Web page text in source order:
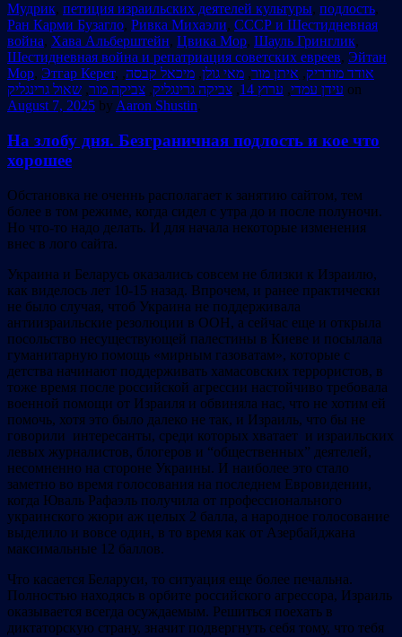
Мудрик, петиция израильских деятелей культуры, подлость,
Ран Карми Бузагло, Ривка Михаэли, СССР и Шестидневная
война, Хава Альберштейн, Цвика Мор, Шауль Гринглик,
Шестидневная война и репатриация советских евреев, Эйтан
Мор, Этгар Керет, אודד מודריק, איתן מור, מאי גולן, מיכאל קבסה,
עידן עמדי, ערוץ 14 , צביקה גרינגליק, צביקה מור, שאול גרינגליק
on
August 7, 2025 by Aaron Shustin.
На злобу дня. Безграничная подлость и кое что
хорошее
Обстановка не оченнь располагает к занятию сайтом, тем
более в том режиме, когда сидел с утра до и после полуночи.
Но что-то надо делать. И для начала некоторые изменения
внес в лого сайта.
Украина и Беларусь оказались совсем не близки к Израилю,
как виделось лет 10-15 назад. Впрочем, и ранее практически
не было случая, чтоб Украина не поддерживала
антиизраильские резолюции в ООН, а сейчас еще и открыла
посольство несуществующей палестины в Киеве и посылала
гуманитарную помощь «мирным газоватам», которые с
детства начинают поддерживать хамасовских террористов, в
тоже время после российской агрессии настойчиво требовала
военной помощи от Израиля и обвиняла нас, что не хотим ей
помочь, хотя это было далеко не так, и Израиль, что бы не
говорили интересанты, среди которых хватает и израильских
левых журналистов, блогеров и “общественных” деятелей,
несомненно на стороне Украины. И наиболее это стало
заметно во время голосования на последнем Евровидении,
когда Юваль Рафаэль получила от профессионального
украинского жюри аж целых 2 балла, а народное голосование
выделило и вовсе один, в то время как от Азербайджана
максимальные 12 баллов.
Что касается Беларуси, то ситуация еще более печальна.
Полностью находясь в орбите российского агрессора, Израиль
оказывается всегда осуждаемым. Решиться поехать в
диктаторскую страну, значит подвергнуть себя тому, что тебя